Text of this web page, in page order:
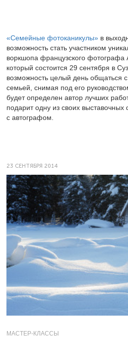
«Семейные фотоканикулы» в
возможность стать участником
воркшопа французского фотографа
который состоится 29 сентября в
возможность целый день общаться
семьей, снимая под его
будет определен автор лучших
подарит одну из своих
с автографом.
23 СЕНТЯБРЯ 2014
МАСТЕР-КЛАССЫ